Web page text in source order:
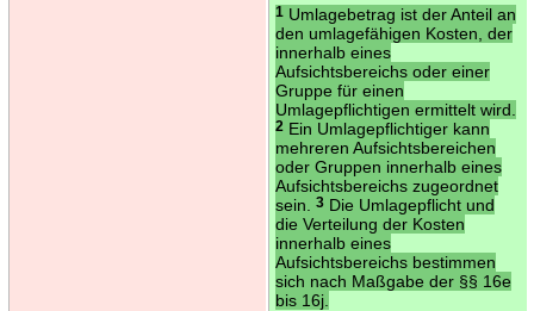
1Umlagebetrag ist der Anteil an
den umlagefähigen Kosten, der
innerhalb eines
Aufsichtsbereichs oder einer
Gruppe für einen
Umlagepflichtigen ermittelt wird.
2Ein Umlagepflichtiger kann
mehreren Aufsichtsbereichen
oder Gruppen innerhalb eines
Aufsichtsbereichs zugeordnet
sein.
3Die Umlagepflicht und
die Verteilung der Kosten
innerhalb eines
Aufsichtsbereichs bestimmen
sich nach Maßgabe der §§ 16e
bis 16j.